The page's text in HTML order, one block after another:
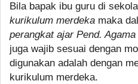
Bila bapak ibu guru di
kurikulum merdeka maka
perangkat ajar Pend.
juga wajib sesuai dengan
digunakan adalah dengan
kurikulum merdeka.